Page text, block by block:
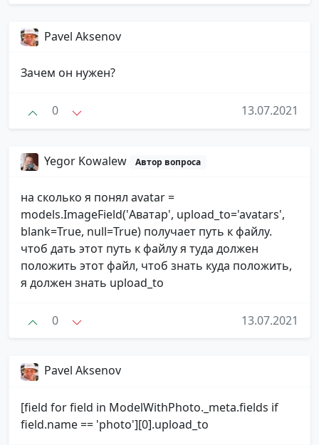
Pavel Aksenov
Зачем он нужен?
0 13.07.2021
Yegor Kowalew Автор вопроса
на сколько я понял avatar =
models.ImageField('Аватар', upload_to='avatars',
blank=True, null=True) получает путь к файлу.
чтоб дать этот путь к файлу я туда должен
положить этот файл, чтоб знать куда положить,
я должен знать upload_to
0 13.07.2021
Pavel Aksenov
[field for field in ModelWithPhoto._meta.fields if
field.name == 'photo'][0].upload_to